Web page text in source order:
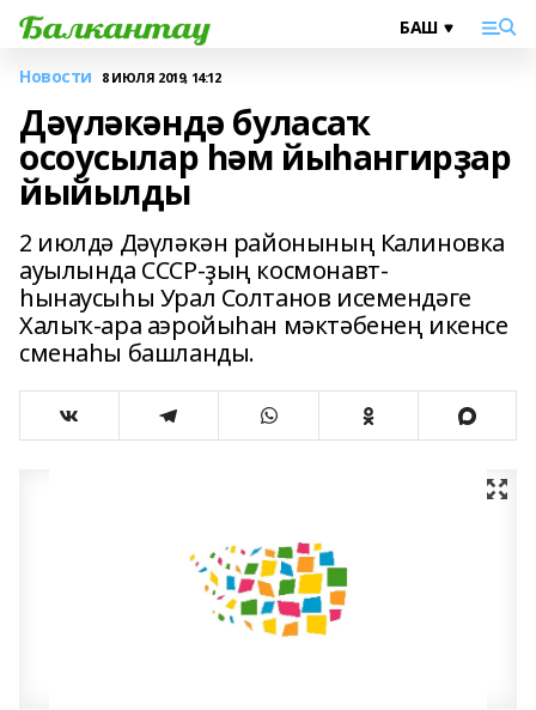
Новости 8 ИЮЛЯ 2019, 14:12
Дәүләкәндә буласаҡ
осоусылар һәм йыһангирҙар
йыйылды
2 июлдә Дәүләкән районының Калиновка
ауылында СССР-ҙың космонавт-
һынаусыһы Урал Солтанов исемендәге
Халыҡ-ара аэройыһан мәктәбенең икенсе
сменаһы башланды.